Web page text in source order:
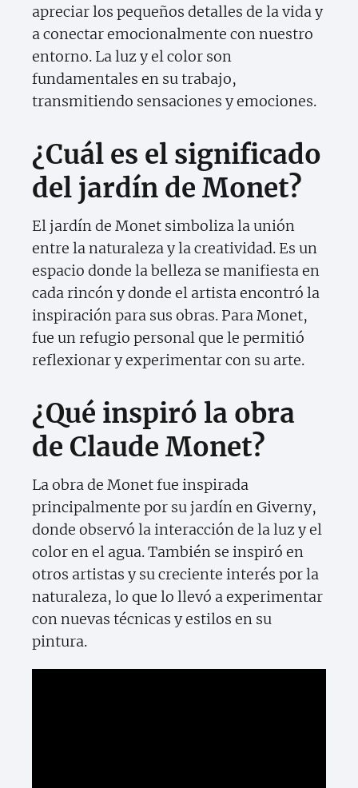
apreciar los pequeños detalles de la vida y
a conectar emocionalmente con nuestro
entorno. La luz y el color son
fundamentales en su trabajo,
transmitiendo sensaciones y emociones.
¿Cuál es el significado
del jardín de Monet?
El jardín de Monet simboliza la unión
entre la naturaleza y la creatividad. Es un
espacio donde la belleza se manifiesta en
cada rincón y donde el artista encontró la
inspiración para sus obras. Para Monet,
fue un refugio personal que le permitió
reflexionar y experimentar con su arte.
¿Qué inspiró la obra
de Claude Monet?
La obra de Monet fue inspirada
principalmente por su jardín en Giverny,
donde observó la interacción de la luz y el
color en el agua. También se inspiró en
otros artistas y su creciente interés por la
naturaleza, lo que lo llevó a experimentar
con nuevas técnicas y estilos en su
pintura.